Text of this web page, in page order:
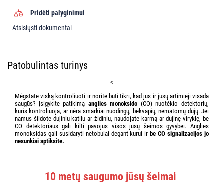
Pridėti palyginimui
Atsisiųsti dokumentai
Patobulintas turinys
<
Mėgstate viską kontroliuoti ir norite būti tikri, kad jūs ir jūsų artimieji visada
saugūs? Įsigykite patikimą anglies monoksido (CO) nuotėkio detektorių,
kuris kontroliuoja, ar nėra smarkiai nuodingų, bekvapių, nematomų dujų. Jei
namus šildote dujiniu katilu ar židiniu, naudojate karmą ar dujinę viryklę, be
CO detektoriaus gali kilti pavojus visos jūsų šeimos gyvybei. Anglies
monoksidas gali susidaryti netobulai degant kurui ir be CO signalizacijos jo
nesunkiai aptiksite.
10 metų saugumo jūsų šeimai